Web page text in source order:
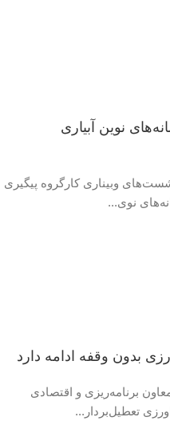
نوین آبیاری
وبیناری کارگروه پیگیری
نوی...
بدون وقفه ادامه دارد
برنامه‌ریزی و اقتصادی
تعطیل‌بردار...